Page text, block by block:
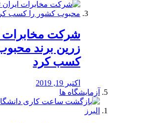
شرکت مخابرات
زرین برند
کسب کرد
اکتبر 19, 2019
آزمایشگاه ها